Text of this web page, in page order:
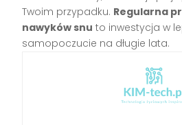
Twoim przypadku. Regularna
nawyków snu to inwestycja w
samopoczucie na długie lata.